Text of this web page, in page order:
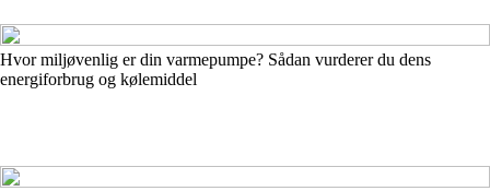
Hvor miljøvenlig er din varmepumpe? Sådan vurderer du dens
energiforbrug og kølemiddel